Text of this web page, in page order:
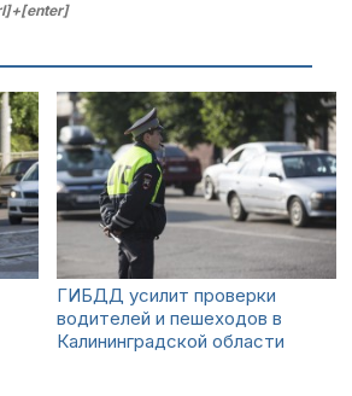
ГИБДД усилит проверки
водителей и пешеходов в
Калининградской области